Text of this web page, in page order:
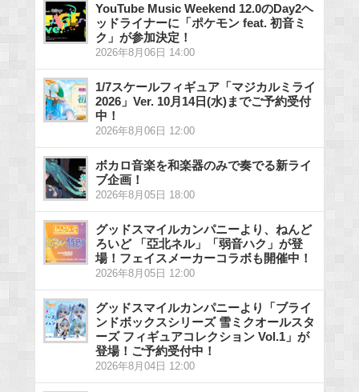
YouTube Music Weekend 12.0のDay2ヘ
ッドライナーに「ポケモン feat. 初音ミ
ク」が参加決定！
2026年8月06日 14:00
1/7スケールフィギュア「マジカルミライ
2026」Ver. 10月14日(水)までご予約受付
中！
2026年8月06日 12:00
ボカロ音楽を和楽器のみで奏でる新ライ
ブ企画！
2026年8月05日 18:00
グッドスマイルカンパニーより、ねんど
ろいど 「亞北ネル」「弱音ハク」が登
場！フェイスメーカーコラボも開催中！
2026年8月05日 12:00
グッドスマイルカンパニーより「ブライ
ンドボックスシリーズ 雪ミクオールスタ
ーズ フィギュアコレクション Vol.1」が
登場！ご予約受付中！
2026年8月04日 12:00